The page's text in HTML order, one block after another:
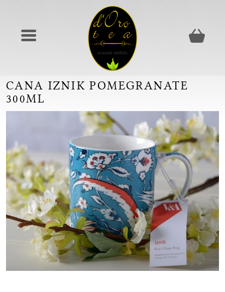
CANA IZNIK POMEGRANATE
300ML